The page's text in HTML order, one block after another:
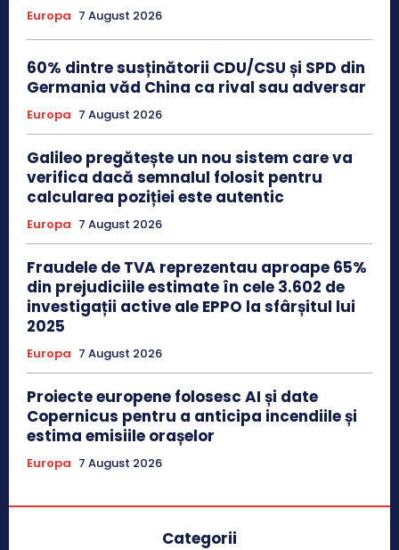
Europa 7 August 2026
60% dintre susținătorii CDU/CSU și SPD din
Germania văd China ca rival sau adversar
Europa 7 August 2026
Galileo pregătește un nou sistem care va
verifica dacă semnalul folosit pentru
calcularea poziției este autentic
Europa 7 August 2026
Fraudele de TVA reprezentau aproape 65%
din prejudiciile estimate în cele 3.602 de
investigații active ale EPPO la sfârșitul lui
2025
Europa 7 August 2026
Proiecte europene folosesc AI și date
Copernicus pentru a anticipa incendiile și
estima emisiile orașelor
Europa 7 August 2026
Categorii